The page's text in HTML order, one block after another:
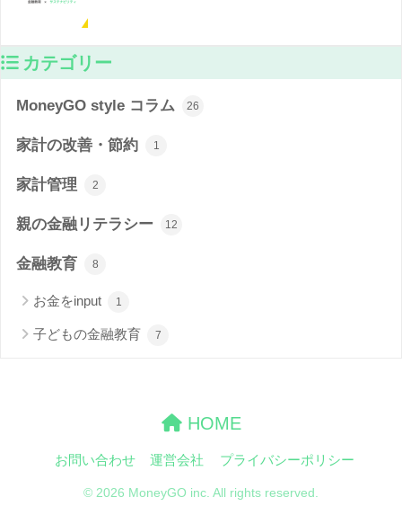
カテゴリー
MoneyGO style コラム 26
家計の改善・節約 1
家計管理 2
親の金融リテラシー 12
金融教育 8
お金をinput 1
子どもの金融教育 7
HOME
お問い合わせ 運営会社 プライバシーポリシー
© 2026 MoneyGO inc. All rights reserved.